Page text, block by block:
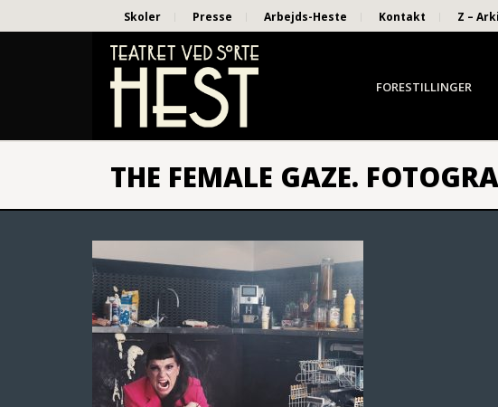
Skoler Presse Arbejds-Heste Kontakt Z –
FORESTILLINGER
THE FEMALE GAZE.